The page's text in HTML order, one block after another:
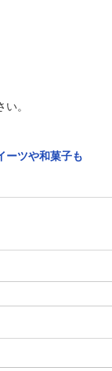
。
ーツや和菓子も